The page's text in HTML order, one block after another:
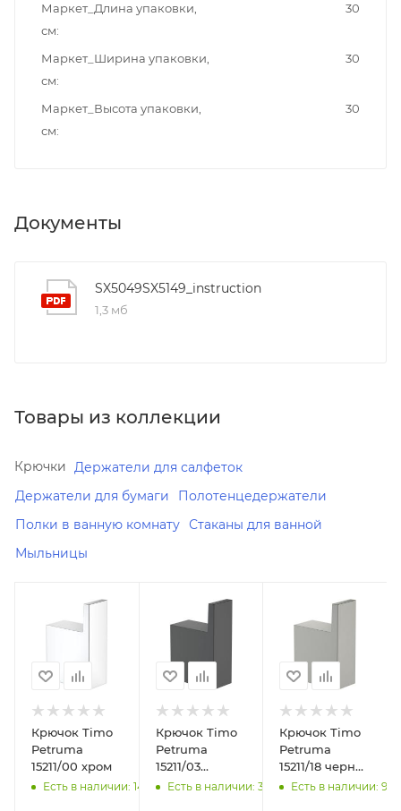
Маркет_Длина упаковки,
см
30
Маркет_Ширина упаковки,
см
30
Маркет_Высота упаковки,
см
30
Документы
SX5049SX5149_instruction
1,3 мб
Товары из коллекции
Крючки Держатели для салфеток
Держатели для бумаги
Полотенцедержатели
Полки в ванную комнату Стаканы для ванной
Мыльницы
Минимальная
цена
В наличии
Да
Реквизиты
Аксессуары
для
ванной,
Товар,
Крючок Timo
Petruma
15211/00 хром
Есть в наличии: 141
Минимальная
цена
В наличии
Да
Реквизиты
Аксессуары
для
ванной,
Товар,
Крючок Timo
Petruma
15211/03
черный
Есть в наличии: 304
Минимальная
цена
В наличии
Да
Реквизиты
Аксессуары
для
ванной,
Товар,
Крючок Timo
Petruma
15211/18 черное
золото
Есть в наличии: 94